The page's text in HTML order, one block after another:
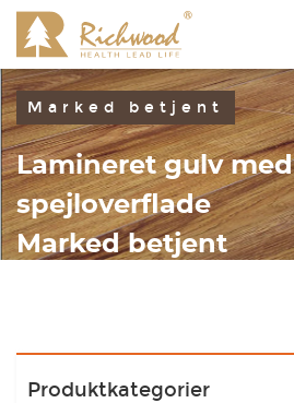
Marked betjent
Lamineret gulv med
spejloverflade
Marked betjent
Produktkategorier